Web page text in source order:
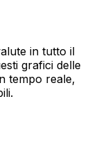
in tutto il
grafici delle
tempo reale,